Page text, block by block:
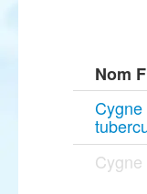
Nom
Cygne